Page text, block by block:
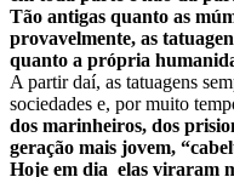
Tão antigas quanto as
provavelmente, as
quanto a própria
A partir daí, as tatuagens
sociedades e, por muito
dos marinheiros, dos
geração mais jovem,
Hoje em dia elas viraram